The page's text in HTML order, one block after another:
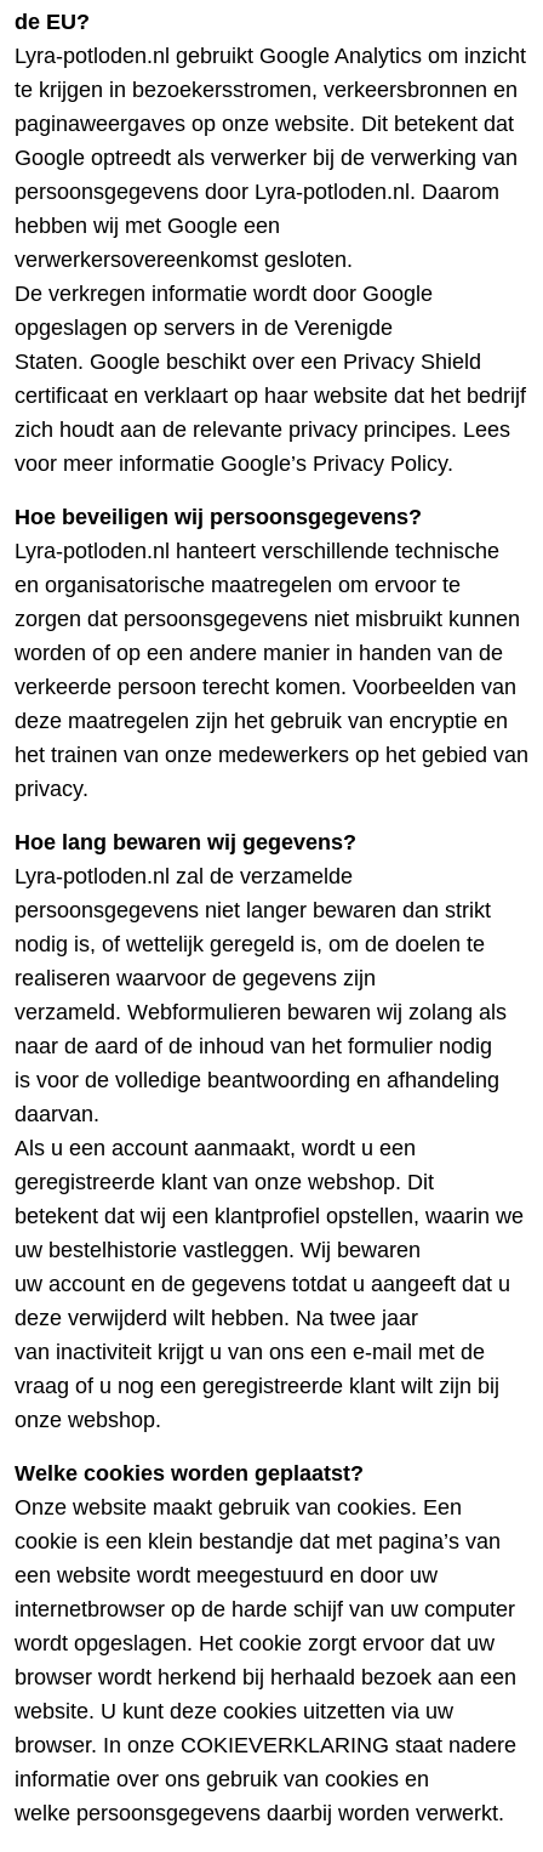
de EU?
Lyra-potloden.nl gebruikt Google Analytics om inzicht
te krijgen in bezoekersstromen, verkeersbronnen en
paginaweergaves op onze website. Dit betekent dat
Google optreedt als verwerker bij de verwerking van
persoonsgegevens door Lyra-potloden.nl. Daarom
hebben wij met Google een
verwerkersovereenkomst gesloten.
De verkregen informatie wordt door Google
opgeslagen op servers in de Verenigde
Staten. Google beschikt over een Privacy Shield
certificaat en verklaart op haar website dat het bedrijf
zich houdt aan de relevante privacy principes. Lees
voor meer informatie Google’s Privacy Policy.
Hoe beveiligen wij persoonsgegevens?
Lyra-potloden.nl hanteert verschillende technische
en organisatorische maatregelen om ervoor te
zorgen dat persoonsgegevens niet misbruikt kunnen
worden of op een andere manier in handen van de
verkeerde persoon terecht komen. Voorbeelden van
deze maatregelen zijn het gebruik van encryptie en
het trainen van onze medewerkers op het gebied van
privacy.
Hoe lang bewaren wij gegevens?
Lyra-potloden.nl zal de verzamelde
persoonsgegevens niet langer bewaren dan strikt
nodig is, of wettelijk geregeld is, om de doelen te
realiseren waarvoor de gegevens zijn
verzameld. Webformulieren bewaren wij zolang als
naar de aard of de inhoud van het formulier nodig
is voor de volledige beantwoording en afhandeling
daarvan.
Als u een account aanmaakt, wordt u een
geregistreerde klant van onze webshop. Dit
betekent dat wij een klantprofiel opstellen, waarin we
uw bestelhistorie vastleggen. Wij bewaren
uw account en de gegevens totdat u aangeeft dat u
deze verwijderd wilt hebben. Na twee jaar
van inactiviteit krijgt u van ons een e-mail met de
vraag of u nog een geregistreerde klant wilt zijn bij
onze webshop.
Welke cookies worden geplaatst?
Onze website maakt gebruik van cookies. Een
cookie is een klein bestandje dat met pagina’s van
een website wordt meegestuurd en door uw
internetbrowser op de harde schijf van uw computer
wordt opgeslagen. Het cookie zorgt ervoor dat uw
browser wordt herkend bij herhaald bezoek aan een
website. U kunt deze cookies uitzetten via uw
browser. In onze COKIEVERKLARING staat nadere
informatie over ons gebruik van cookies en
welke persoonsgegevens daarbij worden verwerkt.